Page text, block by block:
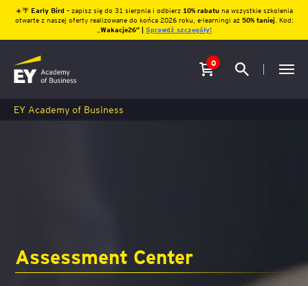
☀️🌴 Early Bird – zapisz się do 31 sierpnia i odbierz10% rabatu na wszystkie szkolenia
otwarte z naszej oferty realizowane do końca 2026 roku, e-learningi aż 50% taniej. Kod:
Wakacje26″ | Sprawdź szczegóły!
0
EY Academy of Business
Assessment Center